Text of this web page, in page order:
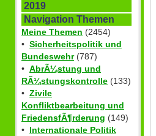
2019
Navigation Themen
Meine Themen (2454)
• Sicherheitspolitik und
Bundeswehr(787)
• AbrÃ¼stung und
RÃ¼stungskontrolle (133)
• Zivile
Konfliktbearbeitung und
FriedensfÃ¶rderung (149)
• Internationale Politik